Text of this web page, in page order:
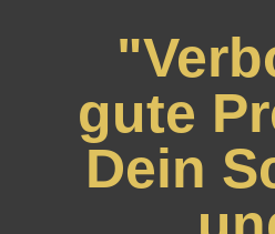
gute
Dein